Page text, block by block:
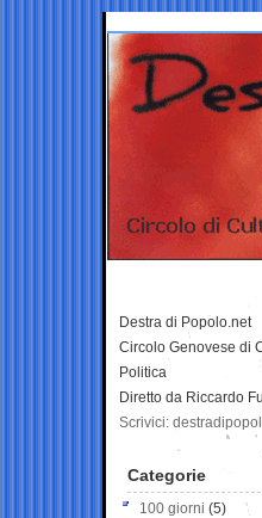
Destra di Popolo.net
Circolo Genovese di
Politica
Diretto da Riccardo
Scrivici:
Categorie
100 giorni (5)